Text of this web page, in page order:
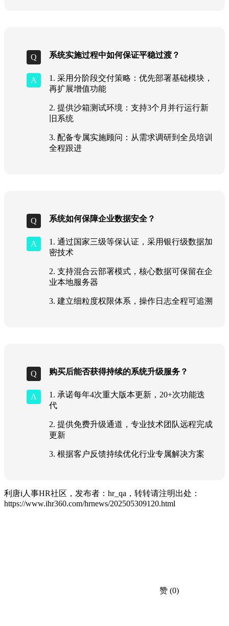
系统实施过程中如何保证平稳过渡？
1. 采用分阶段交付策略：优先部署基础模块，
再扩展增值功能
2. 提供沙箱测试环境：支持3个月并行运行新
旧系统
3. 配备专属实施顾问：从需求调研到全员培训
全程跟进
系统如何保障企业数据安全？
1. 通过国家三级等保认证，采用银行级数据加
密技术
2. 支持混合云部署模式，核心数据可保留在企
业本地服务器
3. 建立细粒度权限体系，操作日志全程可追溯
购买后能否获得持续的系统升级服务？
1. 承诺每年4次重大版本更新，20+次功能迭
代
2. 提供免费升级通道，专业技术团队远程完成
更新
3. 根据客户反馈持续优化行业专属解决方案
利唐i人事HR社区，发布者：hr_qa，转转请注明出处：
https://www.ihr360.com/hrnews/202505309120.html
赞 (0)